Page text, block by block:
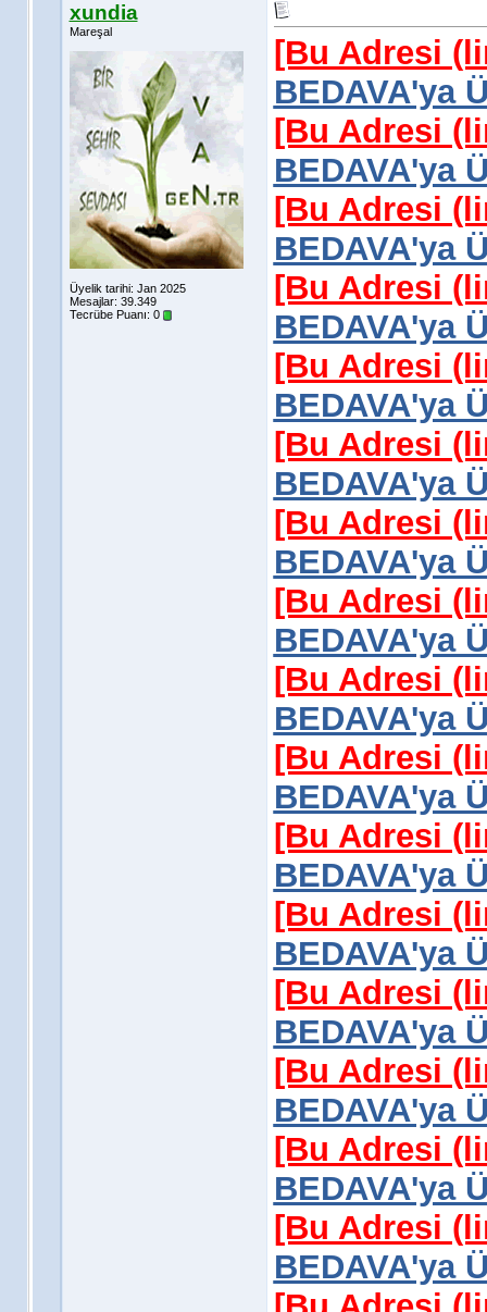
xundia
Mareşal
Üyelik tarihi: Jan 2025
Mesajlar: 39.349
Tecrübe Puanı: 0
[Bu Adresi
BEDAVA'ya
[Bu Adresi
BEDAVA'ya
[Bu Adresi
BEDAVA'ya
[Bu Adresi
BEDAVA'ya
[Bu Adresi
BEDAVA'ya
[Bu Adresi
BEDAVA'ya
[Bu Adresi
BEDAVA'ya
[Bu Adresi
BEDAVA'ya
[Bu Adresi
BEDAVA'ya
[Bu Adresi
BEDAVA'ya
[Bu Adresi
BEDAVA'ya
[Bu Adresi
BEDAVA'ya
[Bu Adresi
BEDAVA'ya
[Bu Adresi
BEDAVA'ya
[Bu Adresi
BEDAVA'ya
[Bu Adresi
BEDAVA'ya